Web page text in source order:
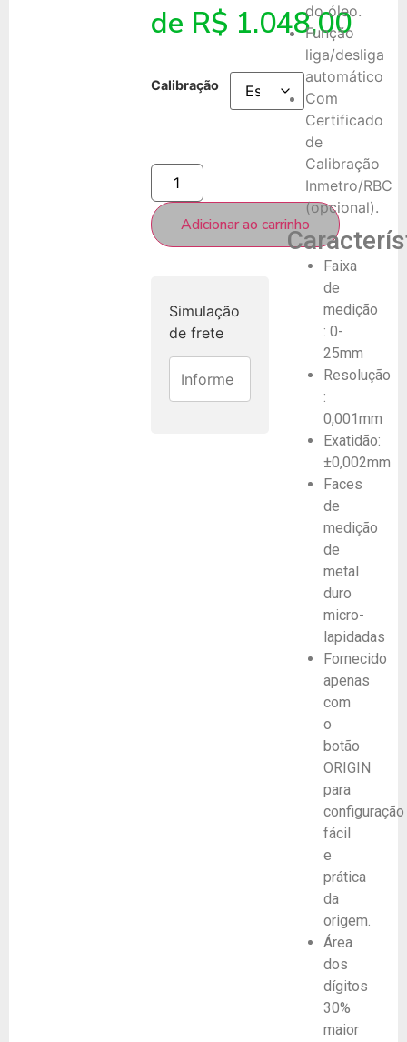
de R$ 1.048,00
Calibração
Adicionar ao carrinho
Simulação
de frete
do óleo.
Função
liga/desliga
automático
Com
Certificado
de
Calibração
Inmetro/RBC
(opcional).
Faixa
de
medição
: 0-
25mm
Resolução
:
0,001mm
Exatidão:
±0,002mm
Faces
de
medição
de
metal
duro
micro-
lapidadas
Fornecido
apenas
com
o
botão
ORIGIN
para
configuração
fácil
e
prática
da
origem.
Área
dos
dígitos
30%
maior